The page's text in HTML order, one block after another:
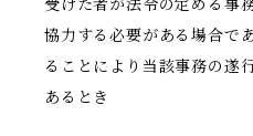
受けた者が法令の定める事
協力する必要がある場合で
ることにより当該事務の遂
あるとき